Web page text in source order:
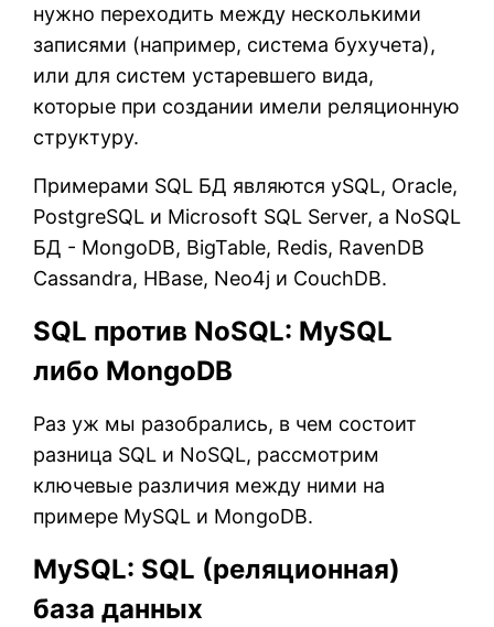
нужно переходить между несколькими
записями (например, система бухучета),
или для систем устаревшего вида,
которые при создании имели реляционную
структуру.
Примерами SQL БД являются ySQL, Oracle,
PostgreSQL и Microsoft SQL Server, а NoSQL
БД - MongoDB, BigTable, Redis, RavenDB
Cassandra, HBase, Neo4j и CouchDB.
SQL против NoSQL: MySQL
либо MongoDB
Раз уж мы разобрались, в чем состоит
разница SQL и NoSQL, рассмотрим
ключевые различия между ними на
примере MySQL и MongoDB.
MySQL: SQL (реляционная)
база данных